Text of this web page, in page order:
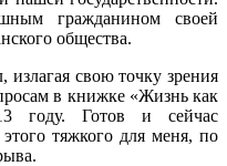
гражданином своей
общества.
свою точку зрения
в книжке «Жизнь как
году. Готов и сейчас
тяжкого для меня, по